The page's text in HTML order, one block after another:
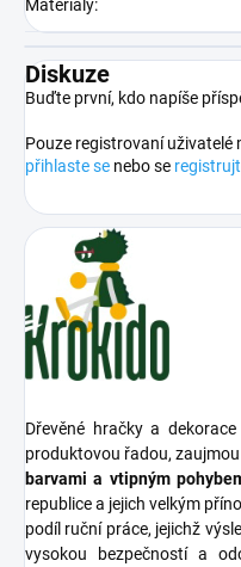
Materiály:
Diskuze
Buďte první, kdo napíše
Pouze registrovaní
přihlaste se nebo se
Dřevěné hračky a
produktovou řadou,
barvami a vtipným
republice a jejich velkým
podíl ruční práce, jejichž
vysokou bezpečností a